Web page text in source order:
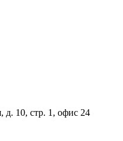
д. 10, стр. 1, офис 24